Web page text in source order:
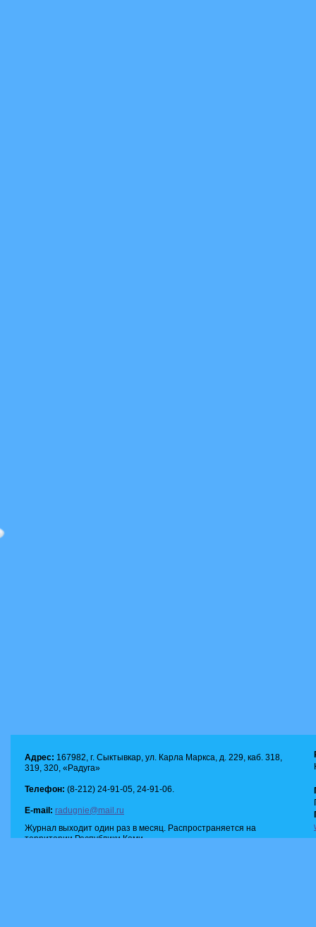
Адрес: 167982, г. Сыктывкар, ул. Карла Маркса, д. 229, каб. 318,
319, 320, «Радуга»
Телефон: (8-212) 24-91-05, 24-91-06.
E-mail: radugnie@mail.ru
Журнал выходит один раз в месяц. Распространяется на
территории Республики Коми.